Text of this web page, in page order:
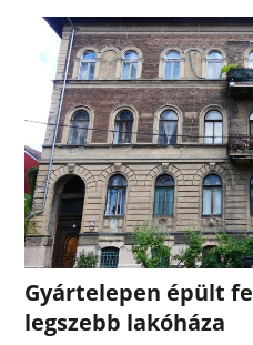
Gyártelepen épült
legszebb lakóháza